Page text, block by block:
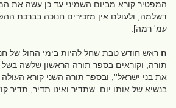
המפטיר קורא מביום השמיני עד כן עשה את
דשלמה, ולעולם אין מזכירים חנוכה בברכת
עמ' רמה].
ח ראש חודש טבת שחל להיות בימי החול של
תורה, וקוראים בספר תורה הראשון שלשה
את בני ישראל'', ובספר תורה השני קורא העולה
בנשיא של אותו יום. שתדיר ואינו תדיר, תדיר